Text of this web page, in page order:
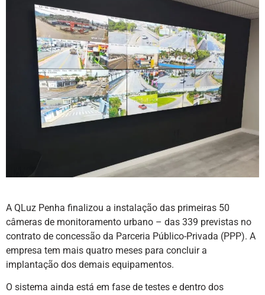
A QLuz Penha finalizou a instalação das primeiras 50
câmeras de monitoramento urbano – das 339 previstas no
contrato de concessão da Parceria Público-Privada (PPP). A
empresa tem mais quatro meses para concluir a
implantação dos demais equipamentos.
O sistema ainda está em fase de testes e dentro dos